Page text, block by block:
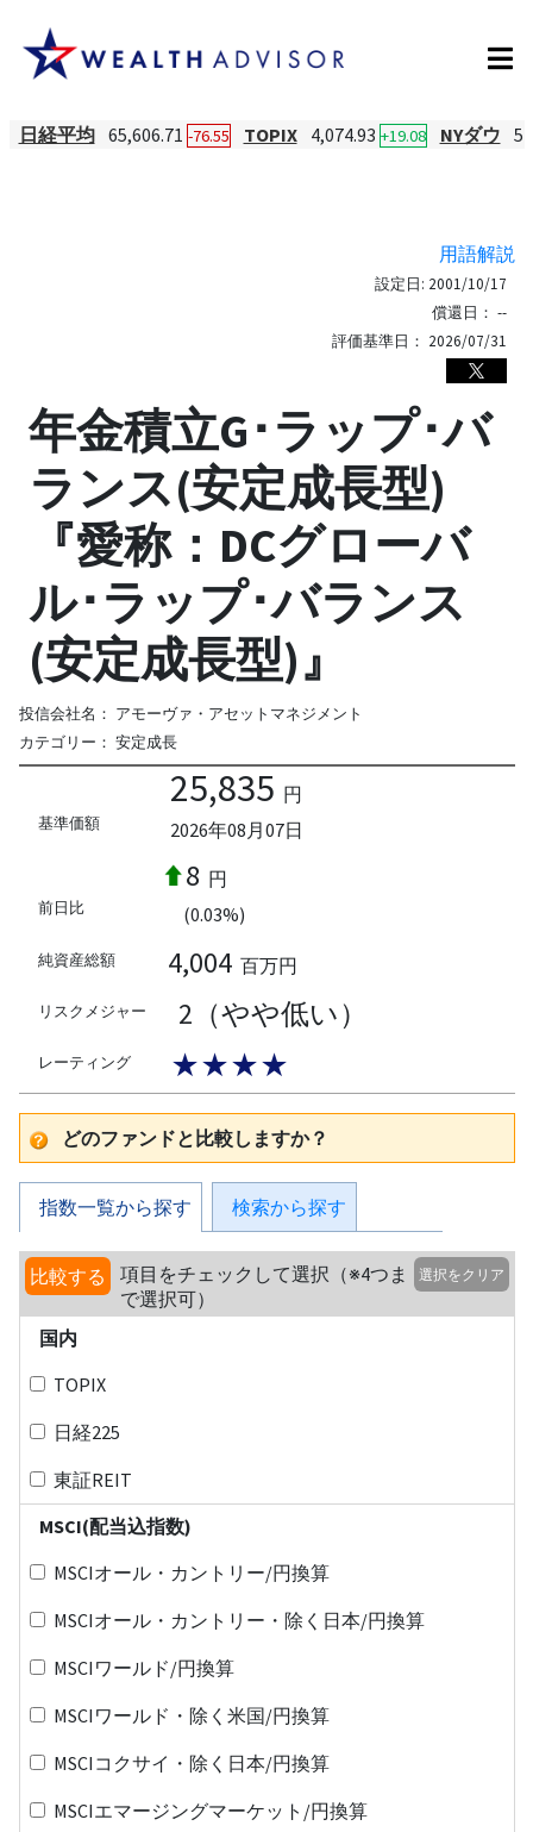
日経平均 65,606.71 -76.55 TOPIX 4,074.93 +19.08 NYダウ
用語解説
設定日: 2001/10/17
償還日： --
評価基準日： 2026/07/31
年金積立G･ラップ･バ
ランス(安定成長型)
『愛称：DCグローバ
ル･ラップ･バランス
(安定成長型)』
投信会社名： アモーヴァ・アセットマネジメント
カテゴリー： 安定成長
基準価額
25,835 円
2026年08月07日
前日比
8 円
(0.03%)
純資産総額 4,004 百万円
リスクメジャー 2（やや低い）
レーティング ★★★★
どのファンドと比較しますか？
指数一覧から探す 検索から探す
比較する
項目をチェックして選択（※4つま
で選択可）
選択をクリア
国内
TOPIX
日経225
東証REIT
MSCI(配当込指数)
MSCIオール・カントリー/円換算
MSCIオール・カントリー・除く日本/円換算
MSCIワールド/円換算
MSCIワールド・除く米国/円換算
MSCIコクサイ・除く日本/円換算
MSCIエマージングマーケット/円換算